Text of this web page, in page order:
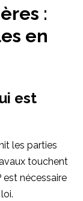
:
en
est
les parties
touchent
est nécessaire